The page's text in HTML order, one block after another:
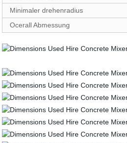
Minimaler drehenradius
Ocerall Abmessung